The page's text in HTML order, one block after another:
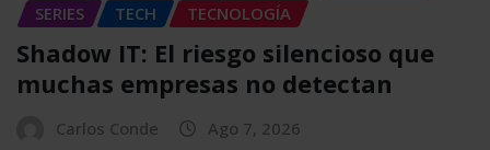
SERIES
TECH TECNOLOGÍA
Shadow IT: El riesgo silencioso que
muchas empresas no detectan
Carlos Conde Ago 7, 2026